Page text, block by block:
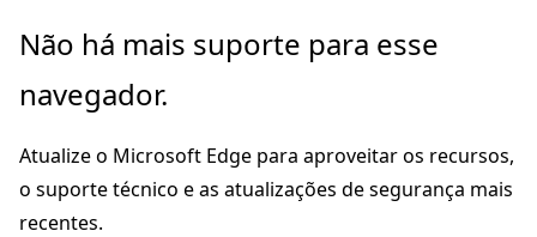
Pular
o
principal
Não há mais suporte para esse
navegador.
Atualize o Microsoft Edge para aproveitar os recursos,
o suporte técnico e as atualizações de segurança mais
recentes.